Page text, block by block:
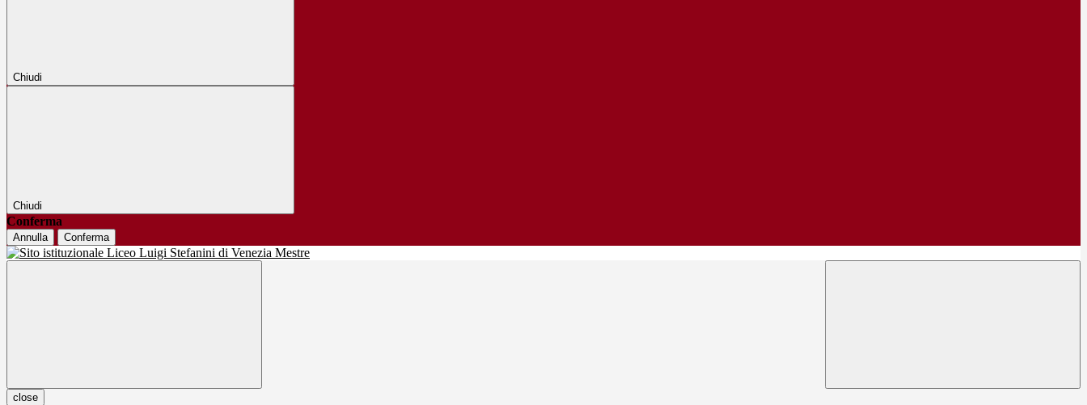
Chiudi
Chiudi
Conferma
Annulla Conferma
close